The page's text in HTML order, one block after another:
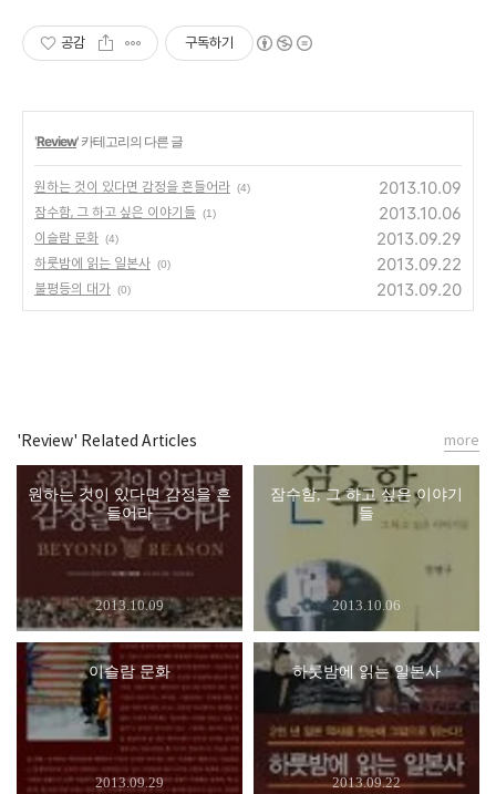
공감 구독하기
'Review' 카테고리의 다른 글
원하는 것이 있다면 감정을 흔들어라 (4) 2013.10.09
잠수함, 그 하고 싶은 이야기들 (1) 2013.10.06
이슬람 문화 (4) 2013.09.29
하룻밤에 읽는 일본사 (0) 2013.09.22
불평등의 대가 (0) 2013.09.20
'Review' Related Articles
원하는 것이 있다면 감정을 흔
들어라
2013.10.09
잠수함, 그 하고 싶은 이야기
들
2013.10.06
이슬람 문화
2013.09.29
하룻밤에 읽는 일본사
2013.09.22
more